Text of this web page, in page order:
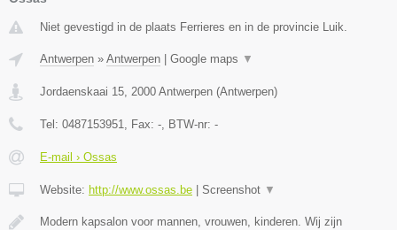
Niet gevestigd in de plaats Ferrieres en in de provincie Luik.
Antwerpen » Antwerpen | Google maps ▼
Jordaenskaai 15 2000 Antwerpen (Antwerpen)
Tel: 0487153951 , Fax: - , BTW-nr: -
E-mail › Ossas
Website: http://www.ossas.be | Screenshot ▼
Modern kapsalon voor mannen, vrouwen, kinderen. Wij zijn